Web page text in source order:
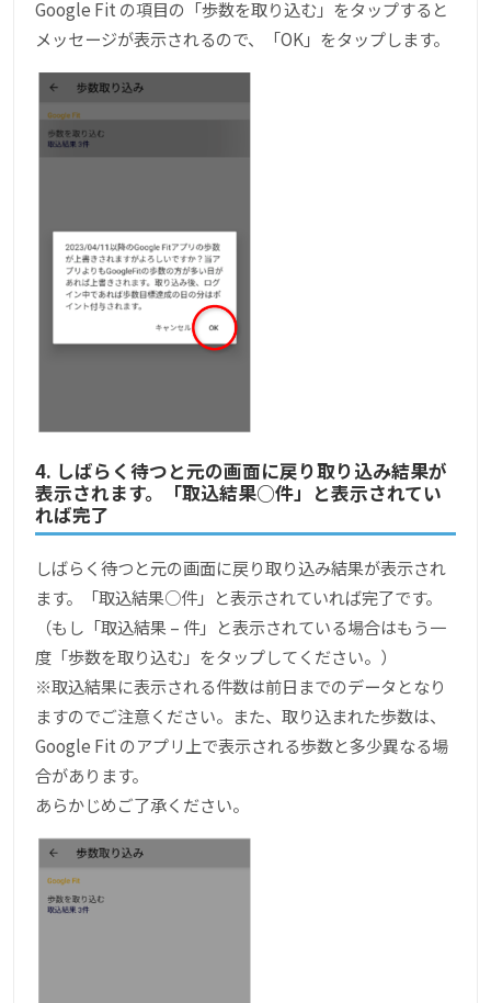
Google Fit の項目の「歩数を取り込む」をタップすると
メッセージが表示されるので、「OK」をタップします。
4. しばらく待つと元の画面に戻り取り込み結果が
表示されます。「取込結果○件」と表示されてい
れば完了
しばらく待つと元の画面に戻り取り込み結果が表示され
ます。「取込結果○件」と表示されていれば完了です。
（もし「取込結果 – 件」と表示されている場合はもう一
度「歩数を取り込む」をタップしてください。）
※取込結果に表示される件数は前日までのデータとなり
ますのでご注意ください。また、取り込まれた歩数は、
Google Fit のアプリ上で表示される歩数と多少異なる場
合があります。
あらかじめご了承ください。